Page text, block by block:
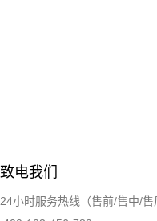
致电我们
24小时服务热线（售前/售中/售